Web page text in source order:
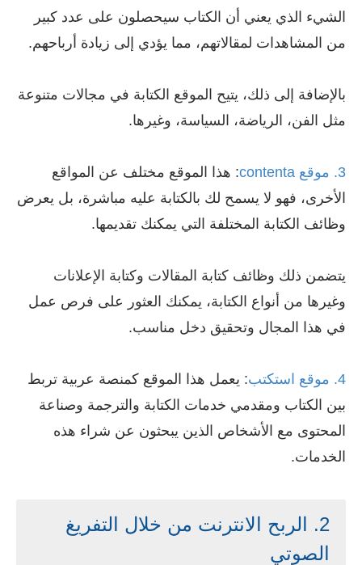
الشيء الذي يعني أن الكتاب سيحصلون على عدد كبير
من المشاهدات لمقالاتهم، مما يؤدي إلى زيادة أرباحهم.
بالإضافة إلى ذلك، يتيح الموقع الكتابة في مجالات متنوعة
مثل الفن، الرياضة، السياسة، وغيرها.
3. موقع contenta
: هذا الموقع مختلف عن المواقع
الأخرى، فهو لا يسمح لك بالكتابة عليه مباشرة، بل يعرض
وظائف الكتابة المختلفة التي يمكنك تقديمها.
يتضمن ذلك وظائف كتابة المقالات وكتابة الإعلانات
وغيرها من أنواع الكتابة، يمكنك العثور على فرص عمل
في هذا المجال وتحقيق دخل مناسب.
4. موقع استكتب
: يعمل هذا الموقع كمنصة عربية تربط
بين الكتاب ومقدمي خدمات الكتابة والترجمة وصناعة
المحتوى مع الأشخاص الذين يبحثون عن شراء هذه
الخدمات.
2. الربح الانترنت من خلال التفريغ
الصوتي